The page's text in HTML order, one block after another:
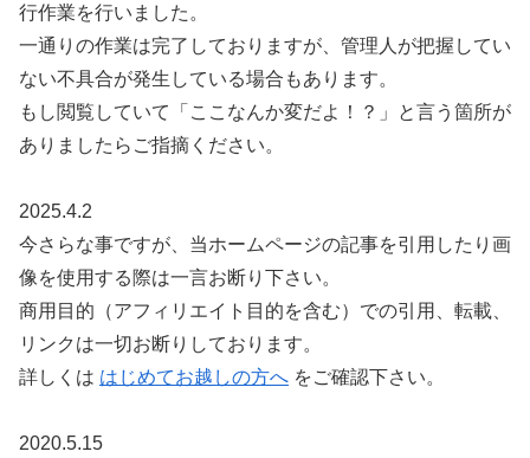
行作業を行いました。
一通りの作業は完了しておりますが、管理人が把握してい
ない不具合が発生している場合もあります。
もし閲覧していて「ここなんか変だよ！？」と言う箇所が
ありましたらご指摘ください。
2025.4.2
今さらな事ですが、当ホームページの記事を引用したり画
像を使用する際は一言お断り下さい。
商用目的（アフィリエイト目的を含む）での引用、転載、
リンクは一切お断りしております。
詳しくは はじめてお越しの方へ をご確認下さい。
2020.5.15